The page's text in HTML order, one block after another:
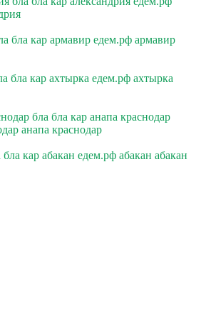
бла кар армавир едем.рф армавир
бла кар ахтырка едем.рф ахтырка
бла бла кар анапа краснодар
анапа краснодар
кар абакан едем.рф абакан абакан